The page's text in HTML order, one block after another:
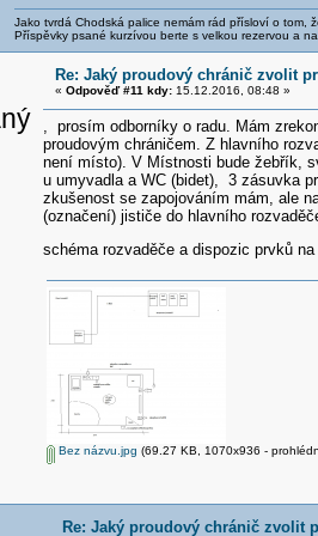
Jako tvrdá Chodská palice nemám rád přísloví o tom,
Příspěvky psané kurzívou berte s velkou rezervou a
Re: Jaký proudový chránič zvolit
« Odpověď #11 kdy:15.12.2016, 08:48 »
, prosím odborníky o radu. Mám
proudovým chráničem. Z hlavního
není místo). V Místnosti bude žebřík,
u umyvadla a WC (bidet), 3 zásuvka
zkušenost se zapojováním mám, ale
(označení) jističe do hlavního
schéma rozvaděče a dispozic prvků
Bez názvu.jpg (69.27 KB, 1070x936 -
Re: Jaký proudový chránič zvolit